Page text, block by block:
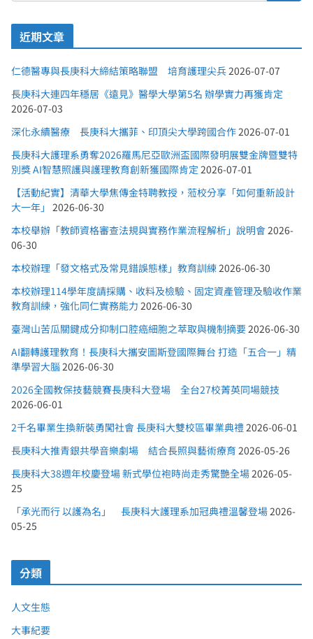
近期文章
仁德醫專與長庚科大締結策略聯盟 培育護理尖兵 2026-07-07
長庚科大連四年穩居《遠見》醫學大學第5名 辦學實力再獲肯定
2026-07-03
深化永續醫療 長庚科大攜菲、印頂尖大學跨國合作 2026-07-01
長庚科大護理系勇奪2026羅馬尼亞歐洲盃國際發明展雙金牌暨雙特
別獎 AI智慧照護與護理教育創新獲國際肯定 2026-07-01
【活動紀實】清華大學焦傳金特聘教授，蒞校分享「如何重新設計
大一年」
2026-06-30
本校舉辦「教師資格審查法規與實務作業流程解析」說明會 2026-
06-30
本校辦理「發文格式及常見錯誤態樣」教育訓練 2026-06-30
本校辦理114學年度請採購、收料及檢驗、固定資產管理及驗收作業
教育訓練，強化同仁實務能力 2026-06-30
臺灣山苦瓜關鍵成分抑制口腔癌細胞之萃取與機制摘要 2026-06-30
AI翻轉護理教育！長庚科大攜安圖斯登國際舞台 打造「五合一」精
準學習大腦 2026-06-30
2026全國教保技藝競賽長庚科大登場 全台27校菁英同場競技
2026-06-01
2千名畢業生換新裝勇闖社會 長庚科大雙校區畢業典禮 2026-06-01
長庚科大推青銀共學音樂劇場 結合長照與藝術療育 2026-05-26
長庚科大38週年校慶登場 新式學位袍時尚走秀驚艷全場 2026-05-
25
「承光而行 以護為名」 長庚科大護理系加冠典禮溫馨登場 2026-
05-25
分類
人文生態
大事紀要